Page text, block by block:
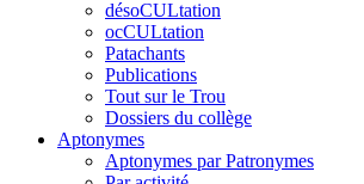
désoCULtation
ocCULtation
Patachants
Publications
Tout sur le Trou
Dossiers du collège
Aptonymes
Aptonymes par Patronymes